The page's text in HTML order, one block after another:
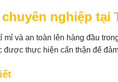
nghiệp tại
và an toàn lên hàng đầu
thực hiện cẩn thận để